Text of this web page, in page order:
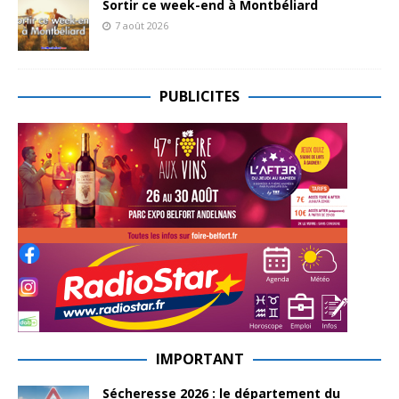
Sortir ce week-end à Montbéliard
7 août 2026
PUBLICITES
IMPORTANT
Sécheresse 2026 : le département du